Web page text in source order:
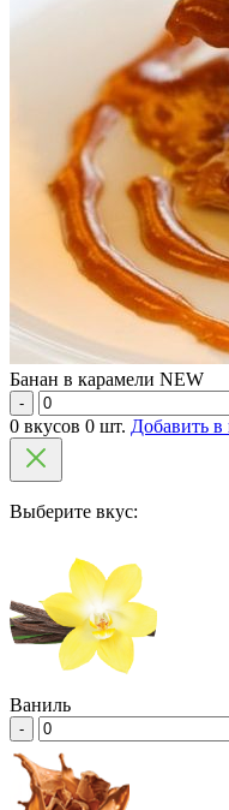
Банан в карамели NEW
-
0 вкусов 0 шт. Добавить в
Выберите вкус:
Ваниль
-